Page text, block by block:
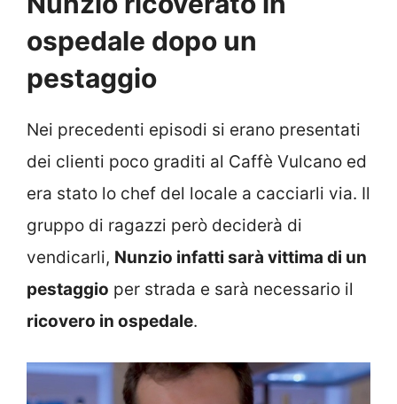
ospedale dopo un
pestaggio
Nei precedenti episodi si erano presentati
dei clienti poco graditi al Caffè Vulcano ed
era stato lo chef del locale a cacciarli via. Il
gruppo di ragazzi però deciderà di
vendicarli, Nunzio infatti sarà vittima di un
pestaggio per strada e sarà necessario il
ricovero in ospedale.